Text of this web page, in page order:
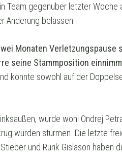
Team gegenüber letzter
Änderung belassen.
Monaten Verletzungspause
seine Stammposition
könnte sowohl auf der
würde wohl Ondrej
würden stürmen. Die letzte
und Rurik Gislason haben